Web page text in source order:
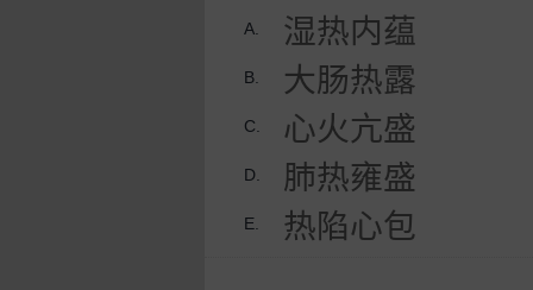
A. 湿热内蕴
B. 大肠热露
C. 心火亢盛
D. 肺热雍盛
E. 热陷心包